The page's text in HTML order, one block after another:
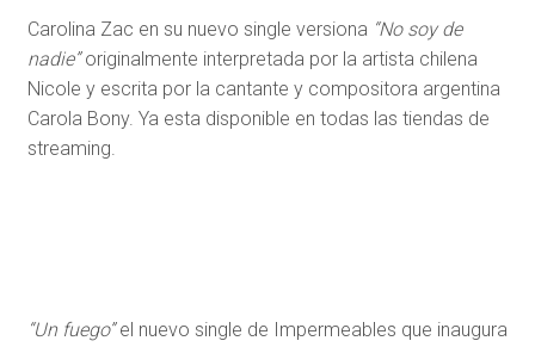
Carolina Zac en su nuevo single versiona “No soy de
nadie”originalmente interpretada por la artista chilena
Nicole y escrita por la cantante y compositora argentina
Carola Bony. Ya esta disponible en todas las tiendas de
streaming.
“Un fuego”el nuevo single de Impermeables que inaugura